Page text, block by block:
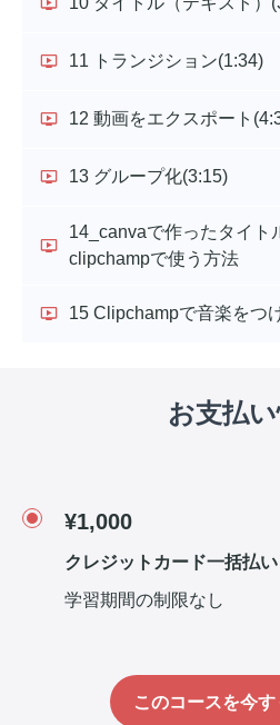
11 トランジション(1:34)
12 動画をエクスポート
13 グループ化(3:15)
14_canvaで作ったタイト
clipchampで使う方法
15 Clipchampで音楽をつ
お支払
¥1,000
クレジットカード一括払い
学習期間の制限なし
このコースを今